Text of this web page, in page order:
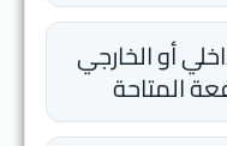
أو الخارجي
المتاحة